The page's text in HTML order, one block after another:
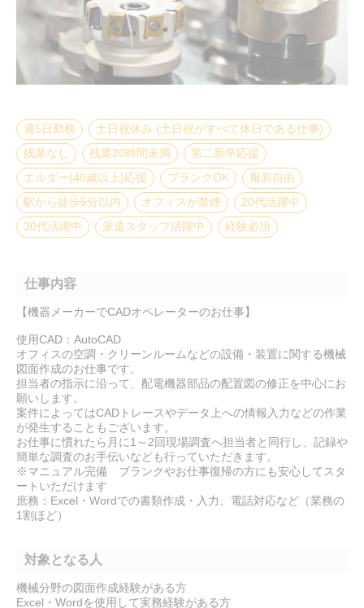
週5日勤務
土日祝休み (土日祝がすべて休日である仕事)
残業なし
残業20時間未満
第二新卒応援
エルダー(40歳以上)応援
ブランクOK
服装自由
駅から徒歩5分以内
オフィスが禁煙
20代活躍中
30代活躍中
派遣スタッフ活躍中 経験必須
仕事内容
【機器メーカーでCADオペレーターのお仕事】
使用CAD：AutoCAD
オフィスの空調・クリーンルームなどの設備・装置に関する機械
図面作成のお仕事です。
担当者の指示に沿って、配電機器部品の配置図の修正を中心にお
願いします。
案件によってはCADトレースやデータ上への情報入力などの作業
が発生することもございます。
お仕事に慣れたら月に1～2回現場調査へ担当者と同行し、記録や
簡単な調査のお手伝いなども行っていただきます。
※マニュアル完備 ブランクやお仕事復帰の方にも安心してスタ
ートいただけます
庶務：Excel・Wordでの書類作成・入力、電話対応など（業務の
1割ほど）
対象となる人
機械分野の図面作成経験がある方
Excel・Wordを使用して実務経験がある方